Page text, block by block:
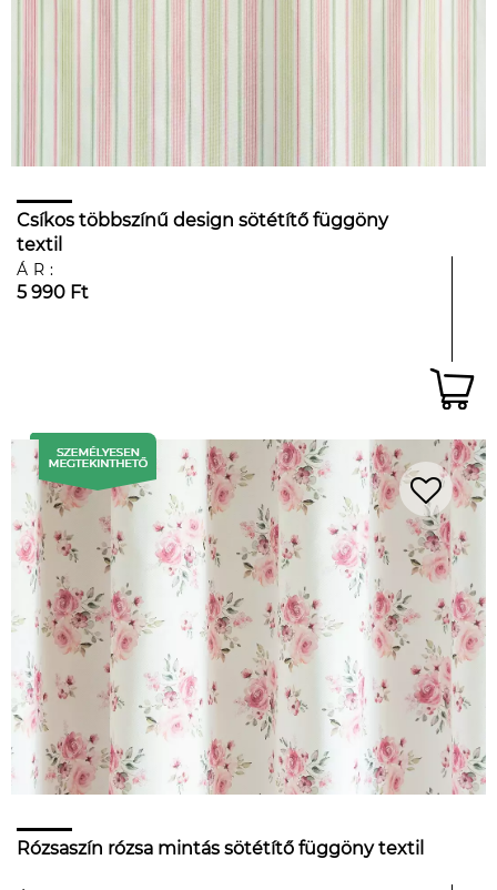
Csíkos többszínű design sötétítő függöny
textil
ÁR:
5 990 Ft
Rózsaszín rózsa mintás sötétítő függöny textil